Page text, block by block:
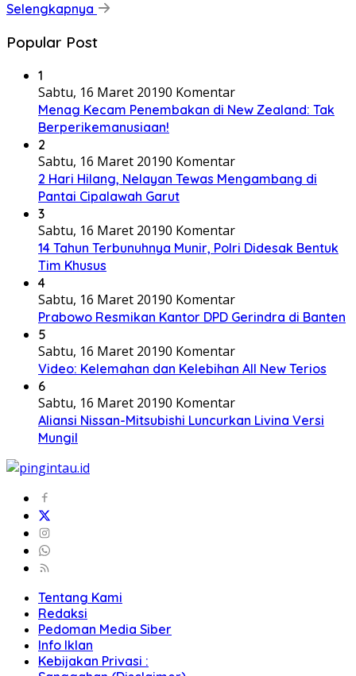
Selengkapnya
Popular Post
1
Sabtu, 16 Maret 20190 Komentar
Menag Kecam Penembakan di New Zealand: Tak
Berperikemanusiaan!
2
Sabtu, 16 Maret 20190 Komentar
2 Hari Hilang, Nelayan Tewas Mengambang di
Pantai Cipalawah Garut
3
Sabtu, 16 Maret 20190 Komentar
14 Tahun Terbunuhnya Munir, Polri Didesak Bentuk
Tim Khusus
4
Sabtu, 16 Maret 20190 Komentar
Prabowo Resmikan Kantor DPD Gerindra di Banten
5
Sabtu, 16 Maret 20190 Komentar
Video: Kelemahan dan Kelebihan All New Terios
6
Sabtu, 16 Maret 20190 Komentar
Aliansi Nissan-Mitsubishi Luncurkan Livina Versi
Mungil
Tentang Kami
Redaksi
Pedoman Media Siber
Info Iklan
Kebijakan Privasi :